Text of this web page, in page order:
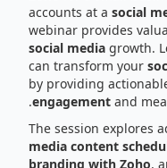
accounts at a social
webinar provides
social media growth.
can transform your
by providing
engagement and
The session explores
media content
branding with Zoho,